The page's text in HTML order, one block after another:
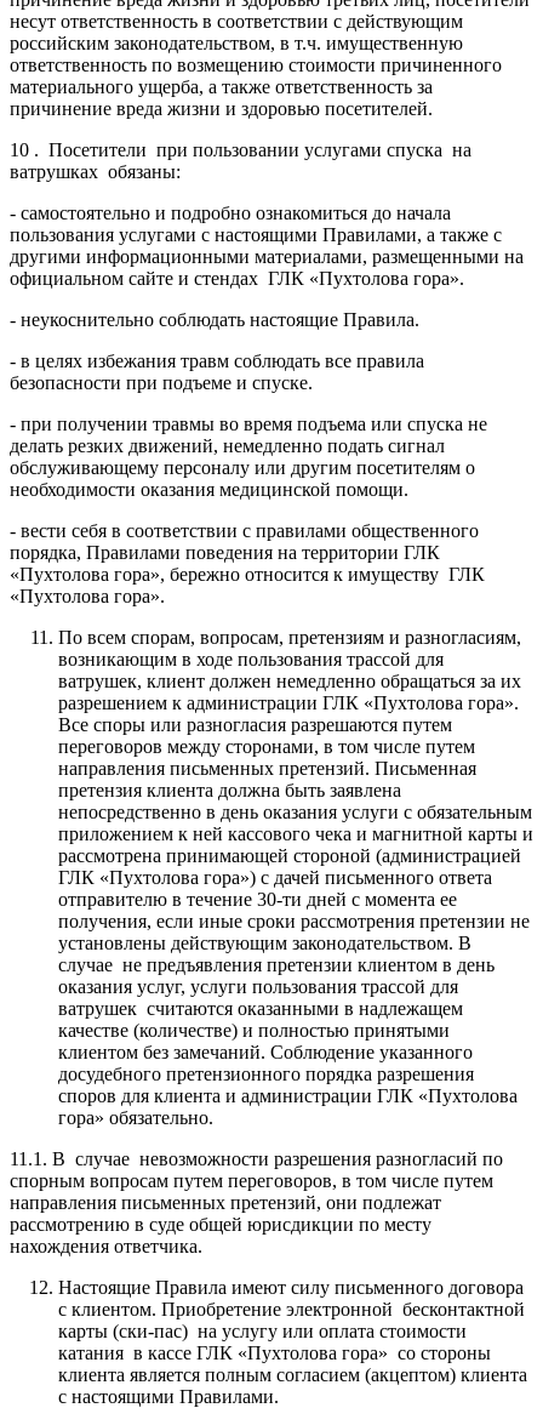
несут ответственность в соответствии с действующим
российским законодательством, в т.ч. имущественную
ответственность по возмещению стоимости причиненного
материального ущерба, а также ответственность за
причинение вреда жизни и здоровью посетителей.
10 . Посетители при пользовании услугами спуска на
ватрушках обязаны:
- самостоятельно и подробно ознакомиться до начала
пользования услугами с настоящими Правилами, а также с
другими информационными материалами, размещенными на
официальном сайте и стендах ГЛК «Пухтолова гора».
- неукоснительно соблюдать настоящие Правила.
- в целях избежания травм соблюдать все правила
безопасности при подъеме и спуске.
- при получении травмы во время подъема или спуска не
делать резких движений, немедленно подать сигнал
обслуживающему персоналу или другим посетителям о
необходимости оказания медицинской помощи.
- вести себя в соответствии с правилами общественного
порядка, Правилами поведения на территории ГЛК
«Пухтолова гора», бережно относится к имуществу ГЛК
«Пухтолова гора».
По всем спорам, вопросам, претензиям и разногласиям,
возникающим в ходе пользования трассой для
ватрушек, клиент должен немедленно обращаться за их
разрешением к администрации ГЛК «Пухтолова гора».
Все споры или разногласия разрешаются путем
переговоров между сторонами, в том числе путем
направления письменных претензий. Письменная
претензия клиента должна быть заявлена
непосредственно в день оказания услуги с обязательным
приложением к ней кассового чека и магнитной карты и
рассмотрена принимающей стороной (администрацией
ГЛК «Пухтолова гора») с дачей письменного ответа
отправителю в течение 30-ти дней с момента ее
получения, если иные сроки рассмотрения претензии не
установлены действующим законодательством. В
случае не предъявления претензии клиентом в день
оказания услуг, услуги пользования трассой для
ватрушек считаются оказанными в надлежащем
качестве (количестве) и полностью принятыми
клиентом без замечаний. Соблюдение указанного
досудебного претензионного порядка разрешения
споров для клиента и администрации ГЛК «Пухтолова
гора» обязательно.
11.1. В случае невозможности разрешения разногласий по
спорным вопросам путем переговоров, в том числе путем
направления письменных претензий, они подлежат
рассмотрению в суде общей юрисдикции по месту
нахождения ответчика.
Настоящие Правила имеют силу письменного договора
с клиентом. Приобретение электронной бесконтактной
карты (ски-пас) на услугу или оплата стоимости
катания в кассе ГЛК «Пухтолова гора» со стороны
клиента является полным согласием (акцептом) клиента
с настоящими Правилами.